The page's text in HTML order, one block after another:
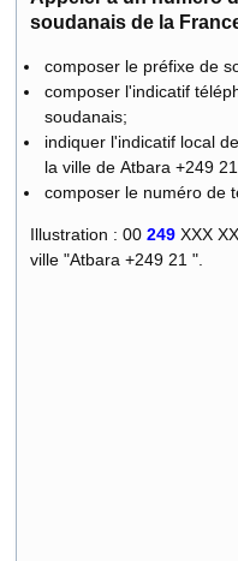
soudanais de la
composer le préfixe de
composer l'indicatif
soudanais;
indiquer l'indicatif local
composer le numéro de
Illustration : 00 249 XXX XXX, étant l'indicatif
ville "Atbara +249 21 ".